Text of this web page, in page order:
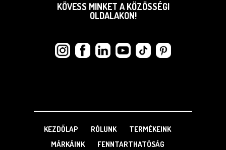
KÖVESS MINKET A KÖZÖSSÉGI
OLDALAKON!
KEZDŐLAP RÓLUNK
TERMÉKEINK
MÁRKÁINK
FENNTARTHATÓSÁG